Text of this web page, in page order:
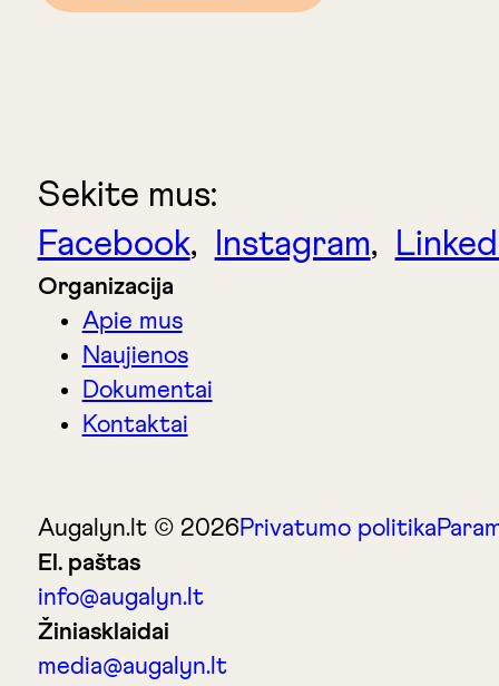
Sekite mus:
Facebook, Instagram,
Organizacija
Apie mus
Naujienos
Dokumentai
Kontaktai
Augalyn.lt © 2026Privatumo politika
El. paštas
info@augalyn.lt
Žiniasklaidai
media@augalyn.lt